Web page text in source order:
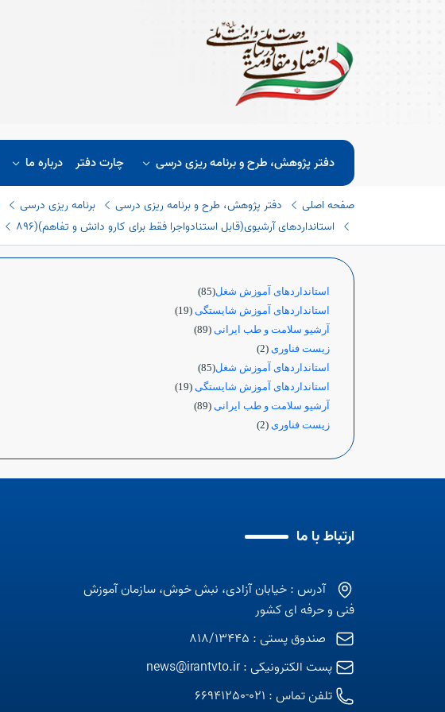
دفتر پژوهش، طرح و برنامه ریزی درسی چارت دفتر درباره ما
صفحه اصلی دفتر پژوهش، طرح و برنامه ریزی درسی برنامه ریزی درسی
استانداردهای آرشیوی(قابل استنادواجرا فقط برای کارو دانش و تفاهم)(٨٩٦
استانداردهای آموزش شغل(85)
استانداردهای آموزش شایستگی (19)
آرشیو سلامت و طب ایرانی (89)
زیست فناوری (2)
استانداردهای آموزش شغل(85)
استانداردهای آموزش شایستگی (19)
آرشیو سلامت و طب ایرانی (89)
زیست فناوری (2)
ارتباط با ما
آدرس : خیابان آزادی، نبش خوش، سازمان آموزش
فنی و حرفه ای کشور
صندوق پستی : 818/13445
پست الکترونیکی :news@irantvto.ir
تلفن تماس : 021-66941250